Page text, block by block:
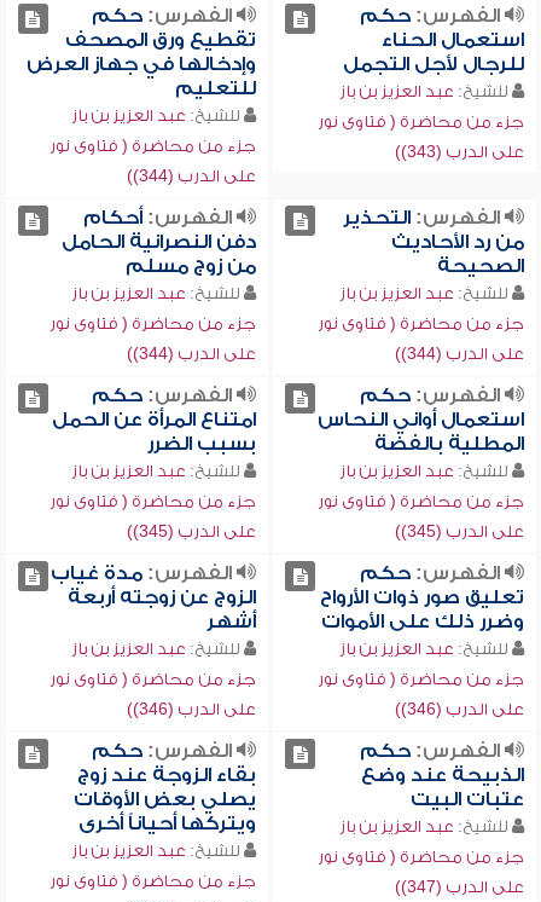
الفهرس:حكم
استعمال الحناء
للرجال لأجل التجمل
للشيخ: عبد العزيز بن باز
جزء من محاضرة ( فتاوى نور
على الدرب (343))
الفهرس:حكم
تقطيع ورق المصحف
وإدخالها في جهاز العرض
للتعليم
للشيخ: عبد العزيز بن باز
جزء من محاضرة ( فتاوى نور
على الدرب (344))
الفهرس:التحذير
من رد الأحاديث
الصحيحة
للشيخ: عبد العزيز بن باز
جزء من محاضرة ( فتاوى نور
على الدرب (344))
الفهرس:أحكام
دفن النصرانية الحامل
من زوج مسلم
للشيخ: عبد العزيز بن باز
جزء من محاضرة ( فتاوى نور
على الدرب (344))
الفهرس:حكم
استعمال أواني النحاس
المطلية بالفضة
للشيخ: عبد العزيز بن باز
جزء من محاضرة ( فتاوى نور
على الدرب (345))
الفهرس:حكم
امتناع المرأة عن الحمل
بسبب الضرر
للشيخ: عبد العزيز بن باز
جزء من محاضرة ( فتاوى نور
على الدرب (345))
الفهرس:حكم
تعليق صور ذوات الأرواح
وضرر ذلك على الأموات
للشيخ: عبد العزيز بن باز
جزء من محاضرة ( فتاوى نور
على الدرب (346))
الفهرس:مدة غياب
الزوج عن زوجته أربعة
أشهر
للشيخ: عبد العزيز بن باز
جزء من محاضرة ( فتاوى نور
على الدرب (346))
الفهرس:حكم
الذبيحة عند وضع
عتبات البيت
للشيخ: عبد العزيز بن باز
جزء من محاضرة ( فتاوى نور
على الدرب (347))
الفهرس:حكم
بقاء الزوجة عند زوج
يصلي بعض الأوقات
ويتركها أحياناً أخرى
للشيخ: عبد العزيز بن باز
جزء من محاضرة ( فتاوى نور